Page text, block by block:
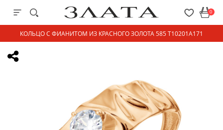
0
КОЛЬЦО С ФИАНИТОМ ИЗ КРАСНОГО ЗОЛОТА 585 Т10201А171